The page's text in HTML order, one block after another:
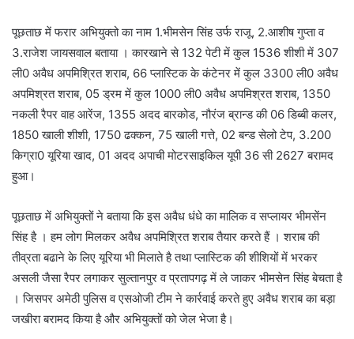
पूछताछ में फरार अभियुक्तो का नाम 1.भीमसेन सिंह उर्फ राजू, 2.आशीष गुप्ता व
3.राजेश जायसवाल बताया । कारखाने से 132 पेटी में कुल 1536 शीशी में 307
ली0 अवैध अपमिश्रित शराब, 66 प्लास्टिक के कंटेनर में कुल 3300 ली0 अवैध
अपमिश्रत शराब, 05 ड्रम में कुल 1000 ली0 अवैध अपमिश्रत शराब, 1350
नकली रैपर वाह आरेंज, 1355 अदद बारकोड, नौरंज ब्रान्ड की 06 डिब्बी कलर,
1850 खाली शीशी, 1750 ढक्कन, 75 खाली गत्ते, 02 बन्ड सेलो टेप, 3.200
किग्रा0 यूरिया खाद, 01 अदद अपाची मोटरसाइकिल यूपी 36 सी 2627 बरामद
हुआ।
पूछताछ में अभियुक्तों ने बताया कि इस अवैध धंधे का मालिक व सप्लायर भीमसेंन
सिंह है । हम लोग मिलकर अवैध अपमिश्रित शराब तैयार करते हैं । शराब की
तीव्रता बढाने के लिए यूरिया भी मिलाते है तथा प्लास्टिक की शीशियों में भरकर
असली जैसा रैपर लगाकर सुल्तानपुर व प्रतापगढ़ में ले जाकर भीमसेन सिंह बेचता है
। जिसपर अमेठी पुलिस व एसओजी टीम ने कार्रवाई करते हुए अवैध शराब का बड़ा
जखीरा बरामद किया है और अभियुक्तों को जेल भेजा है।